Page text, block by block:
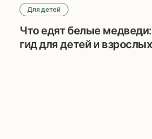
Для детей
Что едят белые
гид для детей и взрослых